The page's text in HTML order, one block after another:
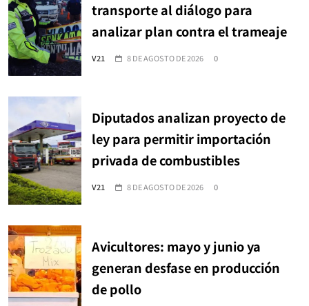
transporte al diálogo para
analizar plan contra el trameaje
V21 8 DE AGOSTO DE 2026 0
Diputados analizan proyecto de
ley para permitir importación
privada de combustibles
V21 8 DE AGOSTO DE 2026 0
Avicultores: mayo y junio ya
generan desfase en producción
de pollo